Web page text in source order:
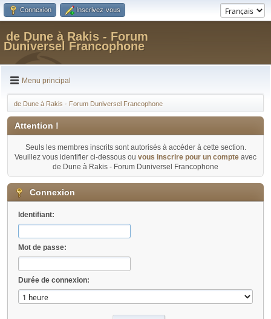
Connexion Inscrivez-vous
de Dune à Rakis - Forum
Duniversel Francophone
Menu principal
de Dune à Rakis - Forum Duniversel Francophone
Attention !
Seuls les membres inscrits sont autorisés à accéder à cette section.
Veuillez vous identifier ci-dessous ou vous inscrire pour un compte avec
de Dune à Rakis - Forum Duniversel Francophone
Connexion
Identifiant:
Mot de passe:
Durée de connexion: